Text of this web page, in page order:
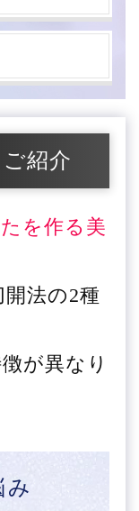
紹介
を作る美
法の2種
が異なり